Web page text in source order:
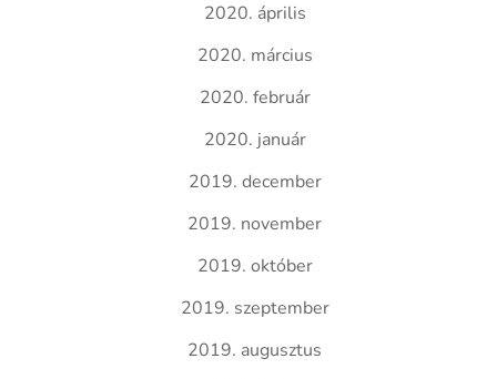
2020. április
2020. március
2020. február
2020. január
2019. december
2019. november
2019. október
2019. szeptember
2019. augusztus